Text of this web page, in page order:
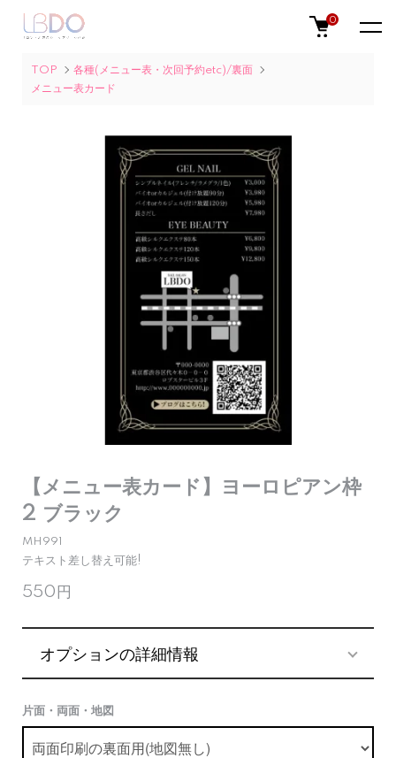
0
TOP
各種(メニュー表・次回予約etc)/裏面
メニュー表カード
【メニュー表カード】ヨーロピアン枠
2 ブラック
MH991
テキスト差し替え可能!
550円
オプションの詳細情報
片面・両面・地図